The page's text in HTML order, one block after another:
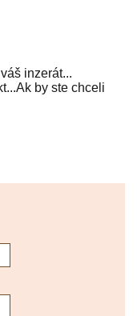
inzerát...
by ste chceli